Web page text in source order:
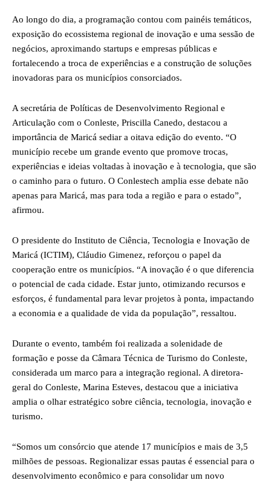
Ao longo do dia, a programação contou com painéis temáticos,
exposição do ecossistema regional de inovação e uma sessão de
negócios, aproximando startups e empresas públicas e
fortalecendo a troca de experiências e a construção de soluções
inovadoras para os municípios consorciados.
A secretária de Políticas de Desenvolvimento Regional e
Articulação com o Conleste, Priscilla Canedo, destacou a
importância de Maricá sediar a oitava edição do evento. “O
município recebe um grande evento que promove trocas,
experiências e ideias voltadas à inovação e à tecnologia, que são
o caminho para o futuro. O Conlestech amplia esse debate não
apenas para Maricá, mas para toda a região e para o estado”,
afirmou.
O presidente do Instituto de Ciência, Tecnologia e Inovação de
Maricá (ICTIM), Cláudio Gimenez, reforçou o papel da
cooperação entre os municípios. “A inovação é o que diferencia
o potencial de cada cidade. Estar junto, otimizando recursos e
esforços, é fundamental para levar projetos à ponta, impactando
a economia e a qualidade de vida da população”, ressaltou.
Durante o evento, também foi realizada a solenidade de
formação e posse da Câmara Técnica de Turismo do Conleste,
considerada um marco para a integração regional. A diretora-
geral do Conleste, Marina Esteves, destacou que a iniciativa
amplia o olhar estratégico sobre ciência, tecnologia, inovação e
turismo.
“Somos um consórcio que atende 17 municípios e mais de 3,5
milhões de pessoas. Regionalizar essas pautas é essencial para o
desenvolvimento econômico e para consolidar um novo